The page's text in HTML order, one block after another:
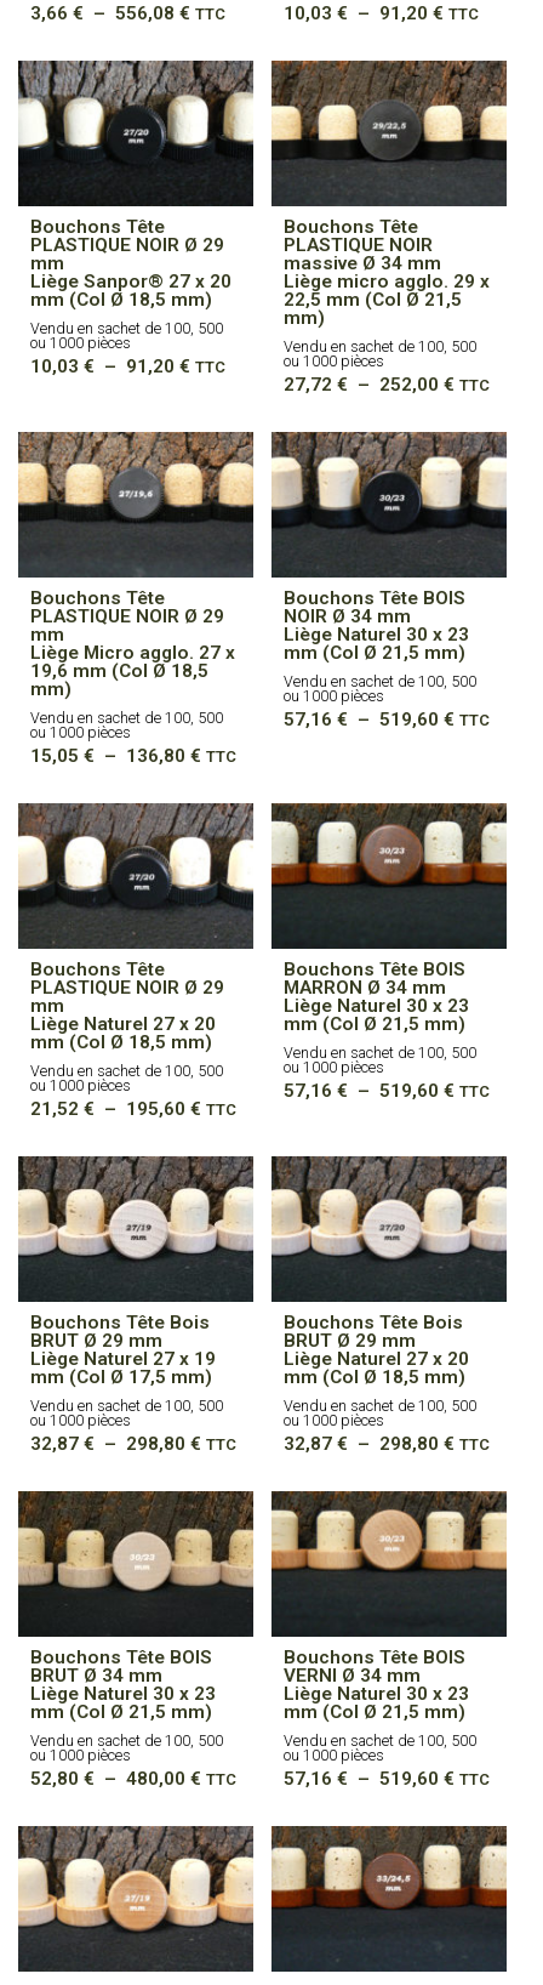
3,66 € – 556,08 € Plage
3,66 €
à
556,08 €
TTC 10,03 € – 91,20 € Plage
10,03 €
à
91,20 €
TTC
Bouchons Tête
PLASTIQUE NOIR Ø 29
mm
Liège Sanpor® 27 x 20
mm (Col Ø 18,5 mm)
Vendu en sachet de 100, 500
ou 1000 pièces
10,03 € – 91,20 € Plage
à
91,20 €
TTC
Bouchons Tête
PLASTIQUE NOIR
massive Ø 34 mm
Liège micro agglo. 29 x
22,5 mm (Col Ø 21,5
mm)
Vendu en sachet de 100, 500
ou 1000 pièces
27,72 € – 252,00 € Plage
27,72 €
à
252,00 €
TTC
Bouchons Tête
PLASTIQUE NOIR Ø 29
mm
Liège Micro agglo. 27 x
19,6 mm (Col Ø 18,5
mm)
Vendu en sachet de 100, 500
ou 1000 pièces
15,05 € – 136,80 € Plage
15,05 €
à
136,80 €
TTC
Bouchons Tête BOIS
NOIR Ø 34 mm
Liège Naturel 30 x 23
mm (Col Ø 21,5 mm)
Vendu en sachet de 100, 500
ou 1000 pièces
57,16 € – 519,60 € Plage
519,60 €
TTC
Bouchons Tête
PLASTIQUE NOIR Ø 29
mm
Liège Naturel 27 x 20
mm (Col Ø 18,5 mm)
Vendu en sachet de 100, 500
ou 1000 pièces
21,52 € – 195,60 € Plage
21,52 €
à
195,60 €
TTC
Bouchons Tête BOIS
MARRON Ø 34 mm
Liège Naturel 30 x 23
mm (Col Ø 21,5 mm)
Vendu en sachet de 100, 500
ou 1000 pièces
57,16 € – 519,60 € Plage
à
519,60 €
TTC
Bouchons Tête Bois
BRUT Ø 29 mm
Liège Naturel 27 x 19
mm (Col Ø 17,5 mm)
Vendu en sachet de 100, 500
ou 1000 pièces
32,87 € – 298,80 € Plage
32,87 €
à
298,80 €
TTC
Bouchons Tête Bois
BRUT Ø 29 mm
Liège Naturel 27 x 20
mm (Col Ø 18,5 mm)
Vendu en sachet de 100, 500
ou 1000 pièces
32,87 € – 298,80 € Plage
32,87 €
à
298,80 €
TTC
Bouchons Tête BOIS
BRUT Ø 34 mm
Liège Naturel 30 x 23
mm (Col Ø 21,5 mm)
Vendu en sachet de 100, 500
ou 1000 pièces
52,80 € – 480,00 € Plage
52,80 €
à
480,00 €
TTC
Bouchons Tête BOIS
VERNI Ø 34 mm
Liège Naturel 30 x 23
mm (Col Ø 21,5 mm)
Vendu en sachet de 100, 500
ou 1000 pièces
57,16 € – 519,60 € Plage
57,16 €
à
519,60 €
TTC